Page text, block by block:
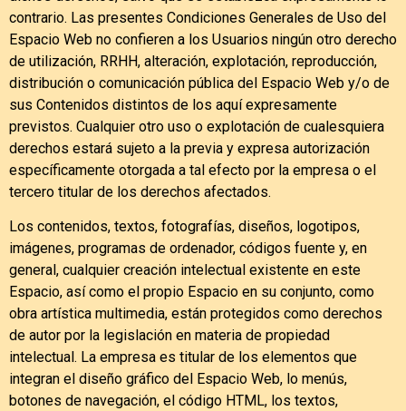
contrario. Las presentes Condiciones Generales de Uso del
Espacio Web no confieren a los Usuarios ningún otro derecho
de utilización, RRHH, alteración, explotación, reproducción,
distribución o comunicación pública del Espacio Web y/o de
sus Contenidos distintos de los aquí expresamente
previstos. Cualquier otro uso o explotación de cualesquiera
derechos estará sujeto a la previa y expresa autorización
específicamente otorgada a tal efecto por la empresa o el
tercero titular de los derechos afectados.
Los contenidos, textos, fotografías, diseños, logotipos,
imágenes, programas de ordenador, códigos fuente y, en
general, cualquier creación intelectual existente en este
Espacio, así como el propio Espacio en su conjunto, como
obra artística multimedia, están protegidos como derechos
de autor por la legislación en materia de propiedad
intelectual. La empresa es titular de los elementos que
integran el diseño gráfico del Espacio Web, lo menús,
botones de navegación, el código HTML, los textos,